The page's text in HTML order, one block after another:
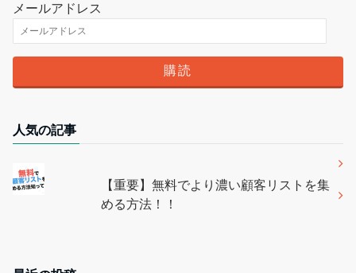
メールアドレス
人気の記事
【重要】無料でより濃い顧客リストを集
める方法！！